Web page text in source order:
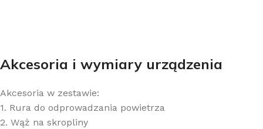
Akcesoria i wymiary urządzenia
Akcesoria w zestawie:
1. Rura do odprowadzania powietrza
2. Wąż na skropliny